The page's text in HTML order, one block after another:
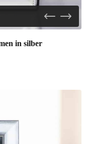
in silber